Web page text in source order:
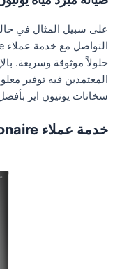
على سبيل المثال في
حلولاً موثوقة وسريعة.
المعتمدين فيه توفير
سخانات يونيون اير بأفضل
خدمة عملاء unionaire في الرحاب